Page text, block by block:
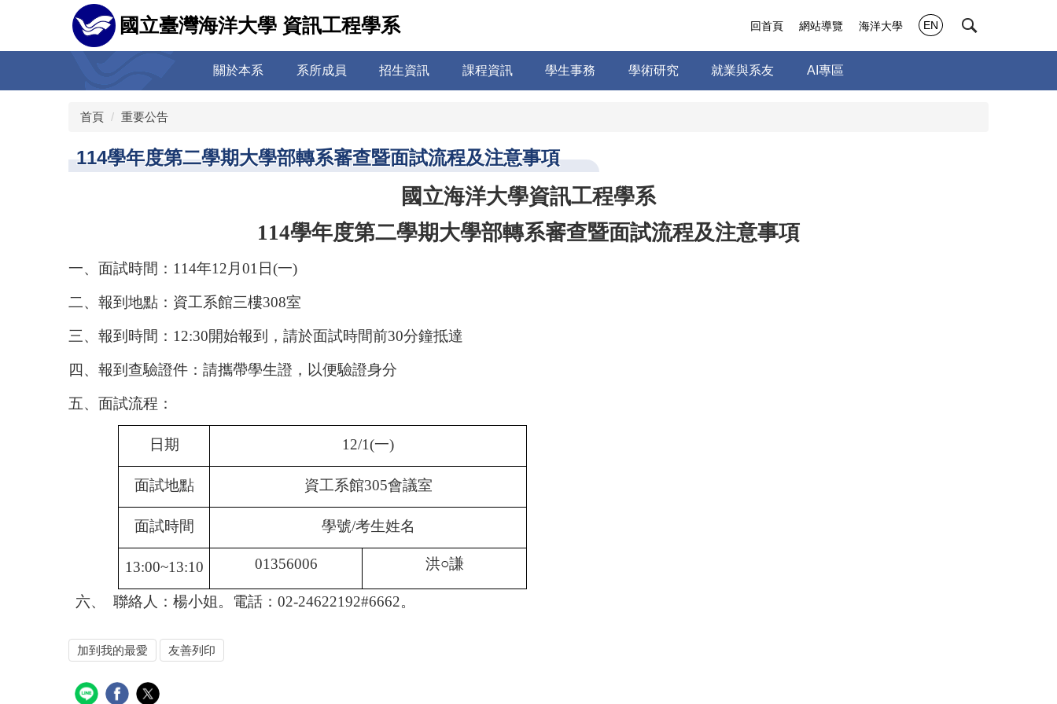
國立臺灣海洋大學 資訊工程學系 回首頁 網站導覽 海洋大學 EN
關於本系 系所成員 招生資訊 課程資訊 學生事務 學術研究 就業與系友 AI專區
首頁 重要公告
114學年度第二學期大學部轉系審查暨面試流程及注意事項
國立海洋大學資訊工程學系
114學年度第二學期大學部轉系審查暨面試流程及注意事項
一、面試時間：114年12月01日(一)
二、報到地點：資工系館三樓308室
三、報到時間：12:30開始報到，請於面試時間前30分鐘抵達
四、報到查驗證件：請攜帶學生證，以便驗證身分
五、面試流程：
日期 12/1(一)
面試地點 資工系館305會議室
面試時間 學號/考生姓名
13:00~13:10 01356006 洪○謙
六、 聯絡人：楊小姐。電話：02-24622192#6662。
加到我的最愛 友善列印